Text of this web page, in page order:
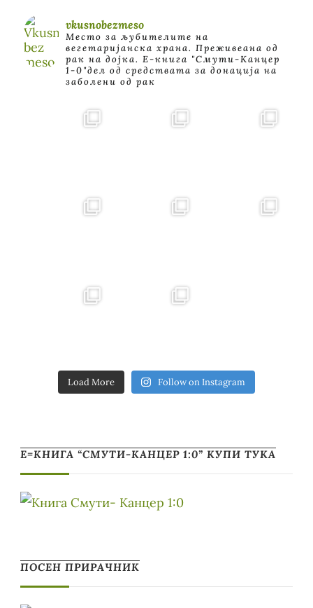
vkusnobezmeso
Место за љубителите на
вегетаријанска храна. Преживеана од
рак на дојка. E-книга "Смути-Канцер
1-0"дел од средствата за донација на
заболени од рак
Load More Follow on Instagram
Е=КНИГА “СМУТИ-КАНЦЕР 1:0” КУПИ ТУКА
ПОСЕН ПРИРАЧНИК